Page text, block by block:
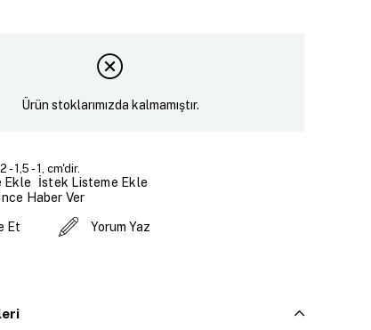
Ürün stoklarımızda kalmamıştır.
- 1,5 - 1, cm'dir.
Ekle
İstek Listeme Ekle
Haber Ver
Et Yorum Yaz